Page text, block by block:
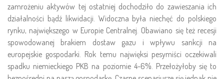
zamrożeniu aktywów tej ostatniej dochodziło do zawieszania ich
działalności bądź likwidacji. Widoczna była niechęć do polskiego
rynku, największego w Europie Centralnej. Obawiano się też recesji
spowodowanej brakiem dostaw gazu i wpływu sankcji na
europejskie gospodarki. Rok temu najwięksi pesymiści oczekiwali
spadku niemieckiego PKB na poziomie 4-6%. Przełożyłoby się to